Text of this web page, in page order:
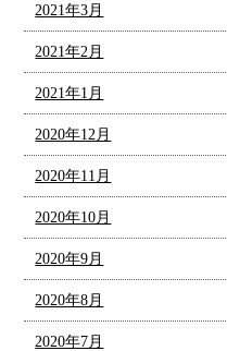
2021年3月
2021年2月
2021年1月
2020年12月
2020年11月
2020年10月
2020年9月
2020年8月
2020年7月